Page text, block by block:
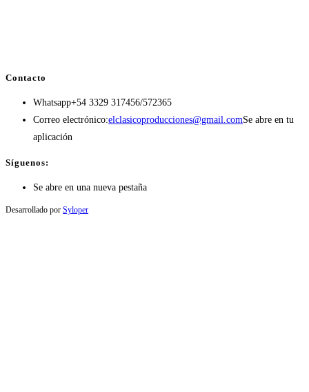
Contacto
Whatsapp+54 3329 317456/572365
Correo electrónico:elclasicoproducciones@gmail.comSe abre en tu
aplicación
Síguenos:
Se abre en una nueva pestaña
Desarrollado por Syloper